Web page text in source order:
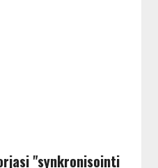
"synkronisointi